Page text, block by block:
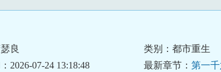
良 类别：都市重生
2026-07-24 13:18:48
最新章节： 第一